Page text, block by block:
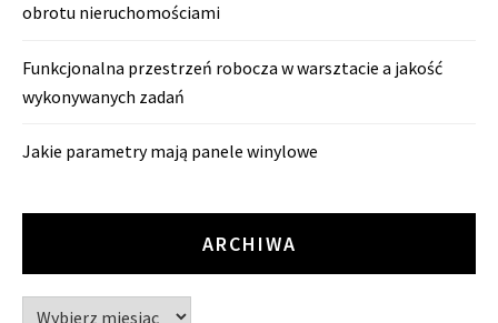
obrotu nieruchomościami
Funkcjonalna przestrzeń robocza w warsztacie a jakość
wykonywanych zadań
Jakie parametry mają panele winylowe
ARCHIWA
Archiwa